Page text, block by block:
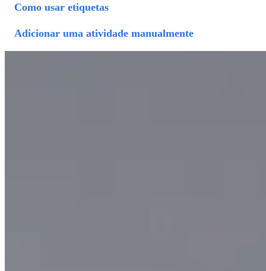
Como usar etiquetas
Adicionar uma atividade manualmente